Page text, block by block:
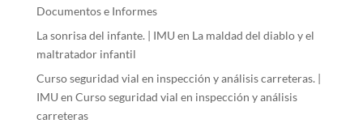
Documentos e Informes
La sonrisa del infante. | IMU en La maldad del diablo y el
maltratador infantil
Curso seguridad vial en inspección y análisis carreteras. |
IMU en Curso seguridad vial en inspección y análisis
carreteras